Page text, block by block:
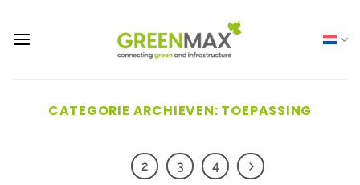
naar
inhoud
CATEGORIE ARCHIEVEN: TOEPASSING
2 3 4